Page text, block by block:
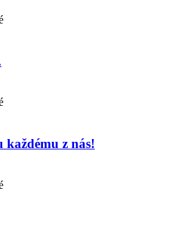
každému z nás!